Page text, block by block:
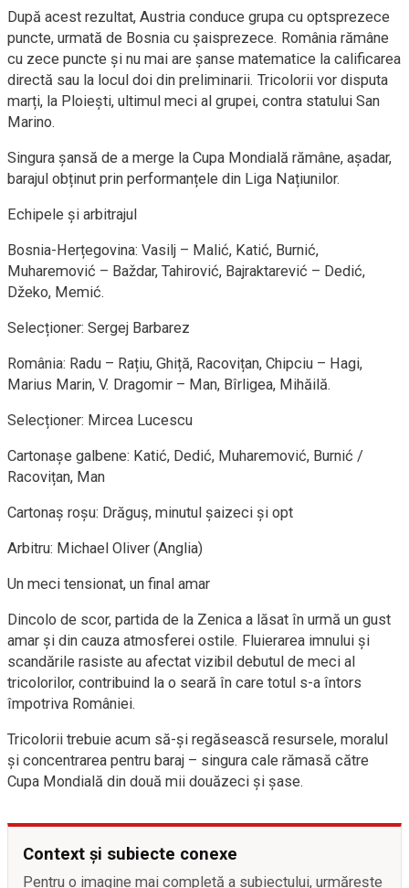
După acest rezultat, Austria conduce grupa cu optsprezece
puncte, urmată de Bosnia cu șaisprezece. România rămâne
cu zece puncte și nu mai are șanse matematice la calificarea
directă sau la locul doi din preliminarii. Tricolorii vor disputa
marți, la Ploiești, ultimul meci al grupei, contra statului San
Marino.
Singura șansă de a merge la Cupa Mondială rămâne, așadar,
barajul obținut prin performanțele din Liga Națiunilor.
Echipele și arbitrajul
Bosnia-Herțegovina: Vasilj – Malić, Katić, Burnić,
Muharemović – Baždar, Tahirović, Bajraktarević – Dedić,
Džeko, Memić.
Selecționer: Sergej Barbarez
România: Radu – Rațiu, Ghiță, Racovițan, Chipciu – Hagi,
Marius Marin, V. Dragomir – Man, Bîrligea, Mihăilă.
Selecționer: Mircea Lucescu
Cartonașe galbene: Katić, Dedić, Muharemović, Burnić /
Racovițan, Man
Cartonaș roșu: Drăguș, minutul șaizeci și opt
Arbitru: Michael Oliver (Anglia)
Un meci tensionat, un final amar
Dincolo de scor, partida de la Zenica a lăsat în urmă un gust
amar și din cauza atmosferei ostile. Fluierarea imnului și
scandările rasiste au afectat vizibil debutul de meci al
tricolorilor, contribuind la o seară în care totul s-a întors
împotriva României.
Tricolorii trebuie acum să-și regăsească resursele, moralul
și concentrarea pentru baraj – singura cale rămasă către
Cupa Mondială din două mii douăzeci și șase.
Context și subiecte conexe
Pentru o imagine mai completă a subiectului, urmărește